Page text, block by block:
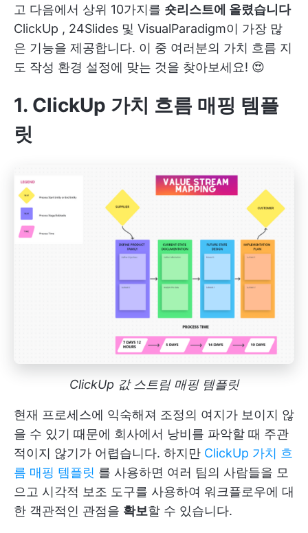
고 다음에서 상위 10가지를 숏리스트에 올렸습니다
ClickUp , 24Slides 및 VisualParadigm이 가장 많
은 기능을 제공합니다. 이 중 여러분의 가치 흐름 지
도 작성 환경 설정에 맞는 것을 찾아보세요! 😍
1. ClickUp 가치 흐름 매핑 템플
릿
ClickUp 값 스트림 매핑 템플릿
현재 프로세스에 익숙해져 조정의 여지가 보이지 않
을 수 있기 때문에 회사에서 낭비를 파악할 때 주관
적이지 않기가 어렵습니다. 하지만 ClickUp 가치 흐
름 매핑 템플릿 를 사용하면 여러 팀의 사람들을 모
으고 시각적 보조 도구를 사용하여 워크플로우에 대
한 객관적인 관점을 확보할 수 있습니다.